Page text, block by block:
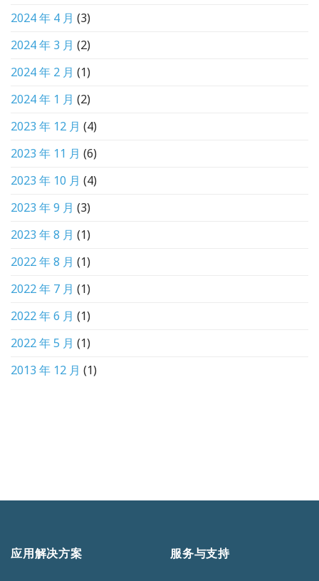
2024 年 4 月 (3)
2024 年 3 月 (2)
2024 年 2 月 (1)
2024 年 1 月 (2)
2023 年 12 月 (4)
2023 年 11 月 (6)
2023 年 10 月 (4)
2023 年 9 月 (3)
2023 年 8 月 (1)
2022 年 8 月 (1)
2022 年 7 月 (1)
2022 年 6 月 (1)
2022 年 5 月 (1)
2013 年 12 月 (1)
应用解决方案 服务与支持